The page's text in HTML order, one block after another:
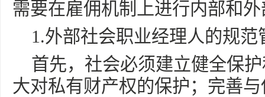
需要在雇佣机制上进行内部和
1.外部社会职业经理人的规范
首先，社会必须建立健全保
大对私有财产权的保护；完善